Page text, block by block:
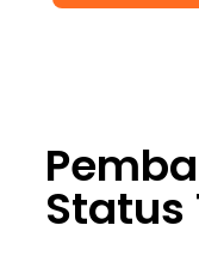
Status